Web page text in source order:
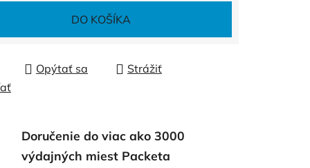
DO KOŠÍKA
Opýtať sa
Strážiť
Doručenie do viac ako 3000
výdajných miest Packeta